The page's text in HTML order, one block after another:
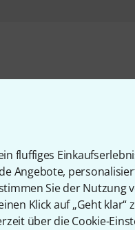
fluffiges
Angebote,
Sie der Nutzung
Klick auf „Geht klar“
über die Cookie-